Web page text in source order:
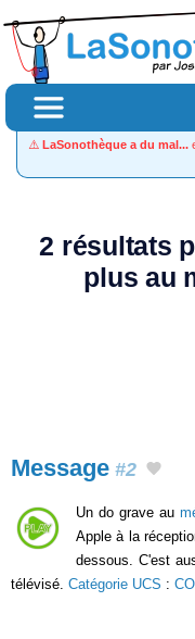
⚠️ LaSonothèque a du mal...
2 résultats
plus au
Message #2
Un do grave au
Apple à la
dessous. C'est
télévisé. Catégorie UCS :